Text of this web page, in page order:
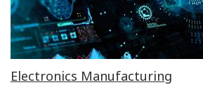
Electronics Manufacturing